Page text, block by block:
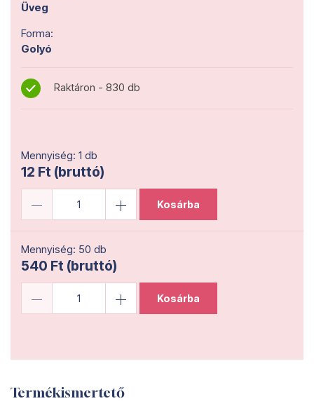
Üveg
Forma:
Golyó
Raktáron - 830 db
Mennyiség: 1 db
12 Ft (bruttó)
Kosárba
Mennyiség: 50 db
540 Ft (bruttó)
Kosárba
Termékismertető